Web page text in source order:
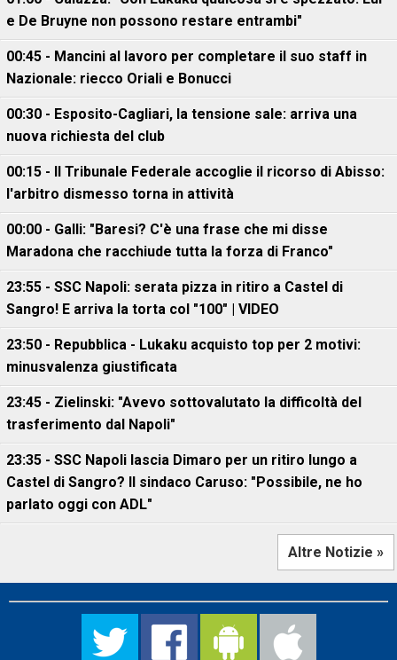
e De Bruyne non possono restare entrambi"
00:45 - Mancini al lavoro per completare il suo staff in
Nazionale: riecco Oriali e Bonucci
00:30 - Esposito-Cagliari, la tensione sale: arriva una
nuova richiesta del club
00:15 - Il Tribunale Federale accoglie il ricorso di Abisso:
l'arbitro dismesso torna in attività
00:00 - Galli: "Baresi? C'è una frase che mi disse
Maradona che racchiude tutta la forza di Franco"
23:55 - SSC Napoli: serata pizza in ritiro a Castel di
Sangro! E arriva la torta col "100" | VIDEO
23:50 - Repubblica - Lukaku acquisto top per 2 motivi:
minusvalenza giustificata
23:45 - Zielinski: "Avevo sottovalutato la difficoltà del
trasferimento dal Napoli"
23:35 - SSC Napoli lascia Dimaro per un ritiro lungo a
Castel di Sangro? Il sindaco Caruso: "Possibile, ne ho
parlato oggi con ADL"
Altre Notizie »